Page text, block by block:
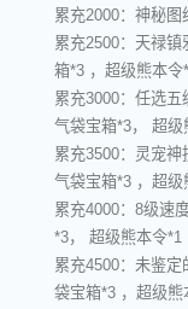
累充2000：神秘
累充2500：天禄
箱*3 ，超级熊本令
累充3000：任选
气袋宝箱*3， 超级
累充3500：灵宠
气袋宝箱*3 ，超级
累充4000：8级速
*3， 超级熊本令*1
累充4500：未鉴
袋宝箱*3 ，超级熊